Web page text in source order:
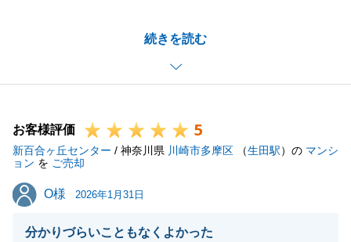
続きを読む
めることができましたことをあわせて感謝申し上げま
今後も何かお困りごとがございましたら、いつでもお
寒さ厳しき折、どうぞご自愛くださいませ。
お客様評価 5
新百合ヶ丘センター / 神奈川県 川崎市多摩区 （生田駅）の マンシ
ョン を ご売却
O様
O様 2026年1月31日
分かりづらいこともなくよかった